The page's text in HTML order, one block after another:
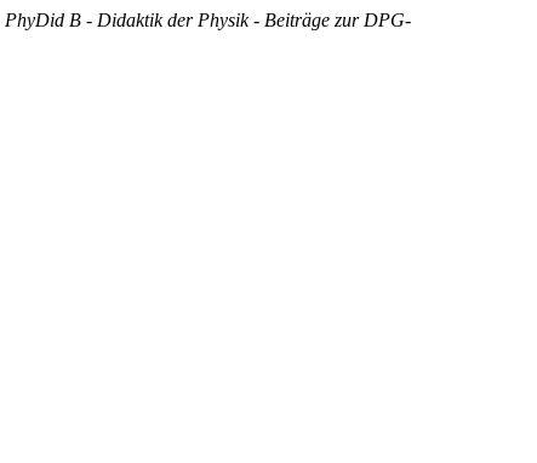
PhyDid B - Didaktik der Physik - Beiträge zur DPG-